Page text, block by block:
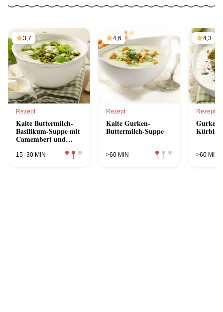
3,7
Rezept
Kalte Buttermilch-
Basilikum-Suppe mit
Camembert und
15–30 MIN
4,6
Rezept
Kalte Gurken-
Buttermilch-Suppe
>60 MIN
4,3
Rezept
>60 MIN